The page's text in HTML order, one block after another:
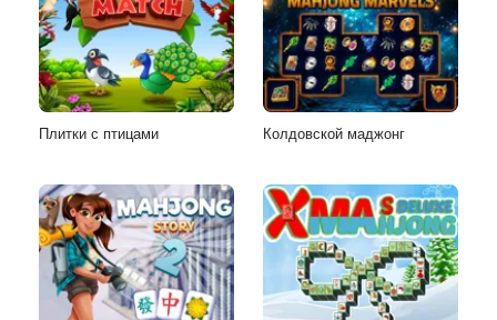
Плитки с птицами Колдовской маджонг